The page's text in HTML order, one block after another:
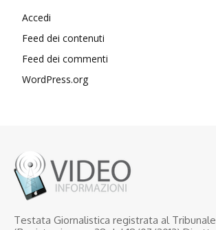
Accedi
Feed dei contenuti
Feed dei commenti
WordPress.org
Testata Giornalistica registrata al